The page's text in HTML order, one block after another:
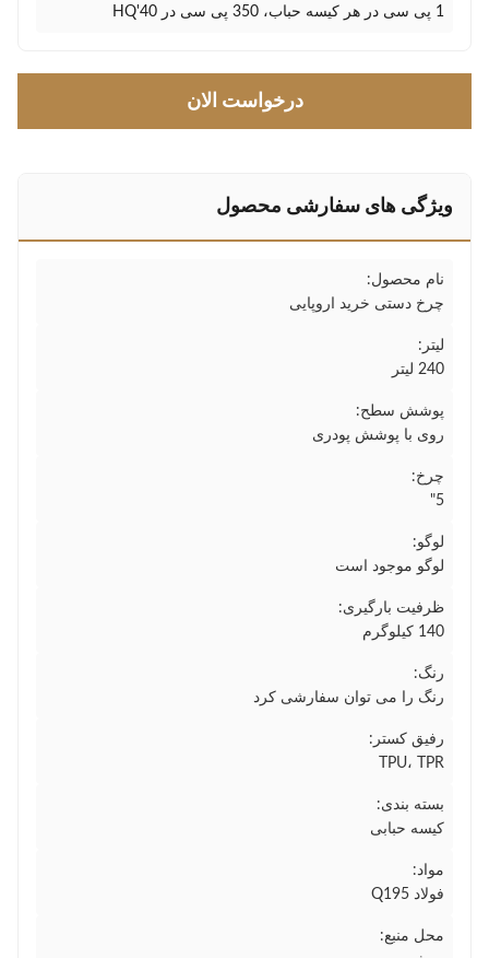
1 پی سی در هر کیسه حباب، 350 پی سی در 40'HQ
درخواست الان
ویژگی های سفارشی محصول
نام محصول:
چرخ دستی خرید اروپایی
لیتر:
240 لیتر
پوشش سطح:
روی با پوشش پودری
چرخ:
5"
لوگو:
لوگو موجود است
ظرفیت بارگیری:
140 کیلوگرم
رنگ:
رنگ را می توان سفارشی کرد
رفیق کستر:
TPU، TPR
بسته بندی:
کیسه حبابی
مواد:
فولاد Q195
محل منبع: